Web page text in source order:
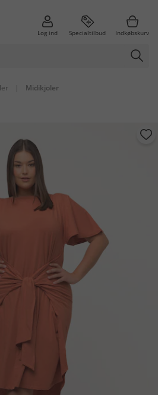
Log ind Specialtilbud Indkøbskurv
| Midikjoler